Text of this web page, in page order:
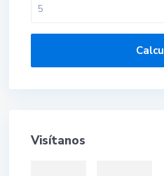
Visítanos